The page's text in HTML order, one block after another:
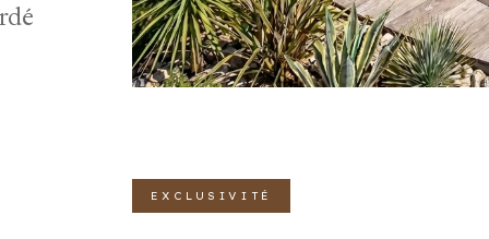
EXCLUSIVITÉ